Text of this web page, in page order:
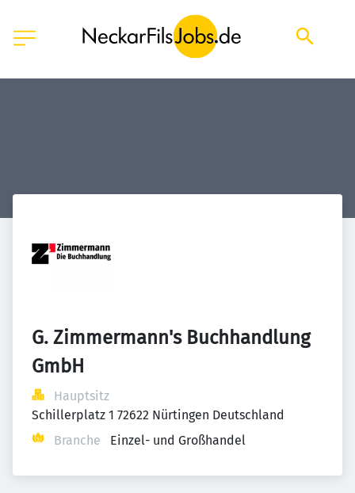
G. Zimmermann's Buchhandlung
GmbH
Hauptsitz
Schillerplatz 1 72622 Nürtingen Deutschland
Branche
Einzel- und Großhandel